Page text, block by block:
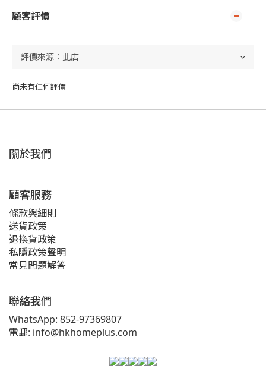
顧客評價
尚未有任何評價
關於我們
顧客服務
條款與細則
送貨政策
退換貨政策
私隱政策聲明
常見問題解答
聯絡我們
WhatsApp: 852-97369807
電郵: info@hkhomeplus.com